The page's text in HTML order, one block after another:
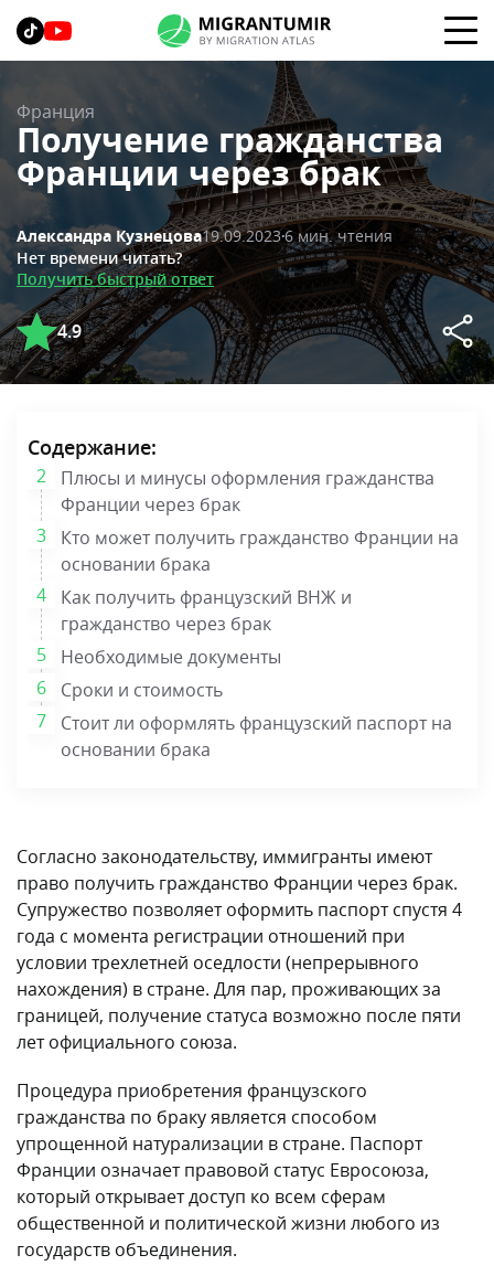
Франция
Получение гражданства
Франции через брак
Александра Кузнецова19.09.20236 мин. чтения
Нет времени читать?
Получить быстрый ответ
4.9
Содержание:
Плюсы и минусы оформления гражданства
Франции через брак
Кто может получить гражданство Франции на
основании брака
Как получить французский ВНЖ и
гражданство через брак
Необходимые документы
Сроки и стоимость
Стоит ли оформлять французский паспорт на
основании брака
Согласно законодательству, иммигранты имеют
право получить гражданство Франции через брак.
Супружество позволяет оформить паспорт спустя 4
года с момента регистрации отношений при
условии трехлетней оседлости (непрерывного
нахождения) в стране. Для пар, проживающих за
границей, получение статуса возможно после пяти
лет официального союза.
Процедура приобретения французского
гражданства по браку является способом
упрощенной натурализации в стране. Паспорт
Франции означает правовой статус Евросоюза,
который открывает доступ ко всем сферам
общественной и политической жизни любого из
государств объединения.